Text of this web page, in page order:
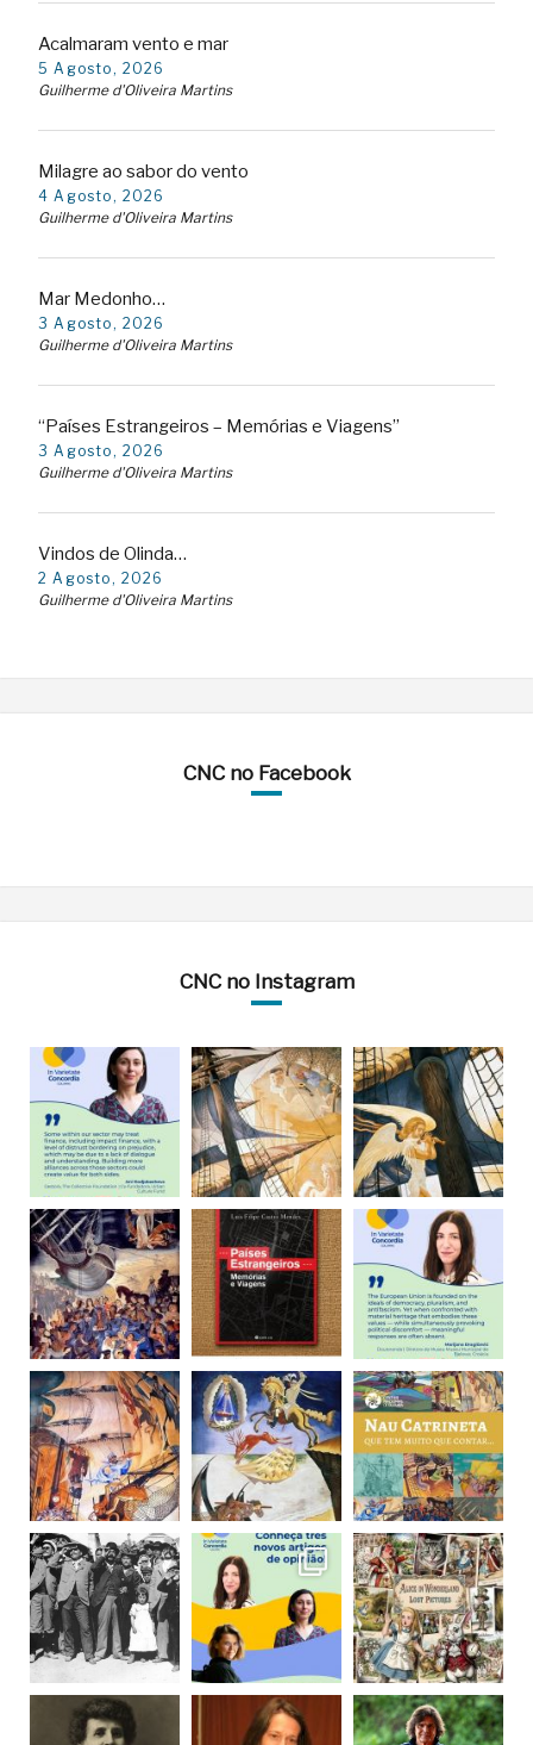
Acalmaram vento e mar
5 Agosto, 2026
Guilherme d'Oliveira Martins
Milagre ao sabor do vento
4 Agosto, 2026
Guilherme d'Oliveira Martins
Mar Medonho…
3 Agosto, 2026
Guilherme d'Oliveira Martins
“Países Estrangeiros – Memórias e Viagens”
3 Agosto, 2026
Guilherme d'Oliveira Martins
Vindos de Olinda…
2 Agosto, 2026
Guilherme d'Oliveira Martins
CNC no Facebook
CNC no Instagram